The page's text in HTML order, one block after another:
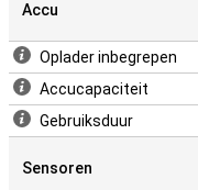
Accu
Oplader inbegrepen
Accucapaciteit
Gebruiksduur
Sensoren